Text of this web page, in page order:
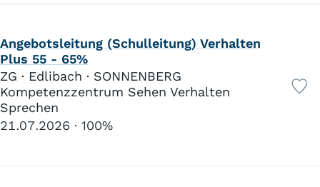
Angebotsleitung (Schulleitung) Verhalten
Plus 55 - 65%
ZG · Edlibach · SONNENBERG
Kompetenzzentrum Sehen Verhalten
Sprechen
21.07.2026
100%